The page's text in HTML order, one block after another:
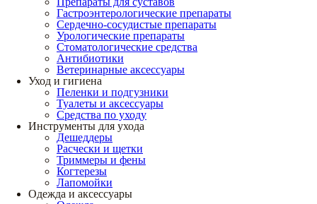
Гастроэнтерологические препараты
Сердечно-сосудистые препараты
Урологические препараты
Стоматологические средства
Антибиотики
Ветеринарные аксессуары
Уход и гигиена
Пеленки и подгузники
Туалеты и аксессуары
Средства по уходу
Инструменты для ухода
Дешеддеры
Расчески и щетки
Триммеры и фены
Когтерезы
Лапомойки
Одежда и аксессуары